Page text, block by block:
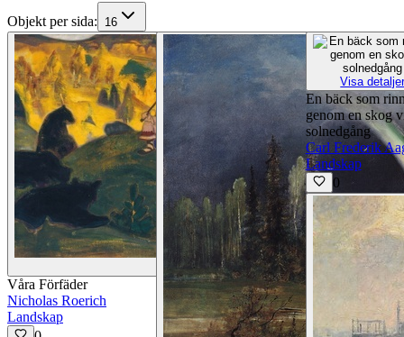
Objekt per sida: 16
Visa detaljer
Våra Förfäder
Nicholas Roerich
Landskap
Visa
En bäck som
genom en skog
solnedgång
Carl Frederik
Landskap
0